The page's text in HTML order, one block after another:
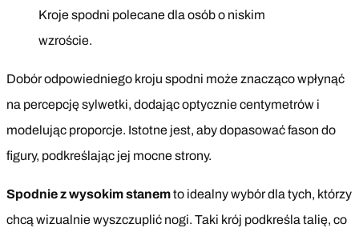
Kroje spodni polecane dla osób o niskim
wzroście.
Dobór odpowiedniego kroju spodni może znacząco wpłynąć
na percepcję sylwetki, dodając optycznie centymetrów i
modelując proporcje. Istotne jest, aby dopasować fason do
figury, podkreślając jej mocne strony.
Spodnie z wysokim stanemto idealny wybór dla tych, którzy
chcą wizualnie wyszczuplić nogi. Taki krój podkreśla talię, co